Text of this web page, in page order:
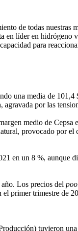
de todas
en líder en
para
una media de
por las
medio de
provocado
en un 8 %,
Los precios del
el primer trimestre de
tuvieron